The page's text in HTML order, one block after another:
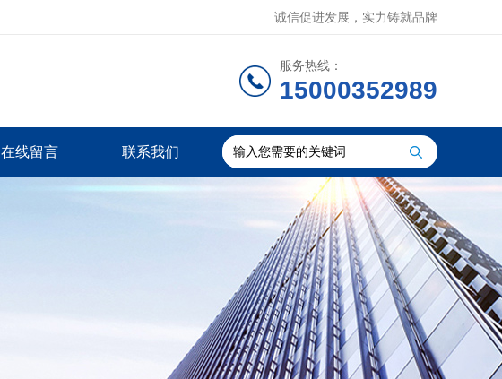
诚信促进发展，实力铸就品牌
服务热线：
15000352989
在线留言 联系我们